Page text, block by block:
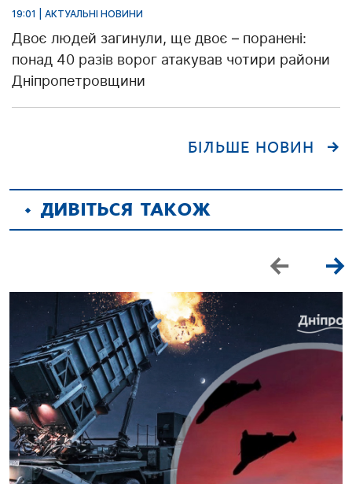
19:01 | АКТУАЛЬНІ НОВИНИ
Двоє людей загинули, ще двоє – поранені:
понад 40 разів ворог атакував чотири райони
Дніпропетровщини
БІЛЬШЕ НОВИН
ДИВІТЬСЯ ТАКОЖ